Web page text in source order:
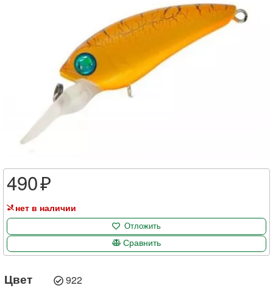
Цвет 922
490
нет в наличии
Отложить
Сравнить